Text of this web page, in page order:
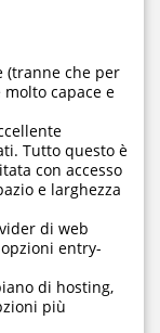
(tranne che per
capace e
Tutto questo è
con accesso
e larghezza
di web
entry-
di hosting,
più